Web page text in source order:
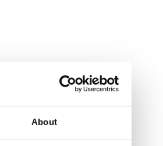
About